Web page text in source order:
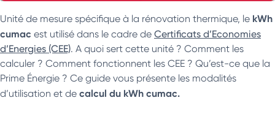
Unité de mesure spécifique à la rénovation thermique, le kWh
cumac est utilisé dans le cadre de Certificats d’Economies
d’Energies (CEE). A quoi sert cette unité ? Comment les
calculer ? Comment fonctionnent les CEE ? Qu’est-ce que la
Prime Énergie ? Ce guide vous présente les modalités
d’utilisation et de calcul du kWh cumac.